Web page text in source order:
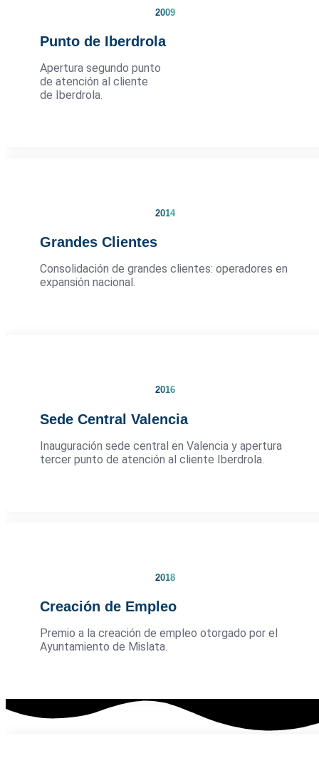
2009
Punto de Iberdrola
Apertura segundo punto
de atención al cliente
de Iberdrola.
2014
Grandes Clientes
Consolidación de grandes clientes: operadores en
expansión nacional.
2016
Sede Central Valencia
Inauguración sede central en Valencia y apertura
tercer punto de atención al cliente Iberdrola.
2018
Creación de Empleo
Premio a la creación de empleo otorgado por el
Ayuntamiento de Mislata.